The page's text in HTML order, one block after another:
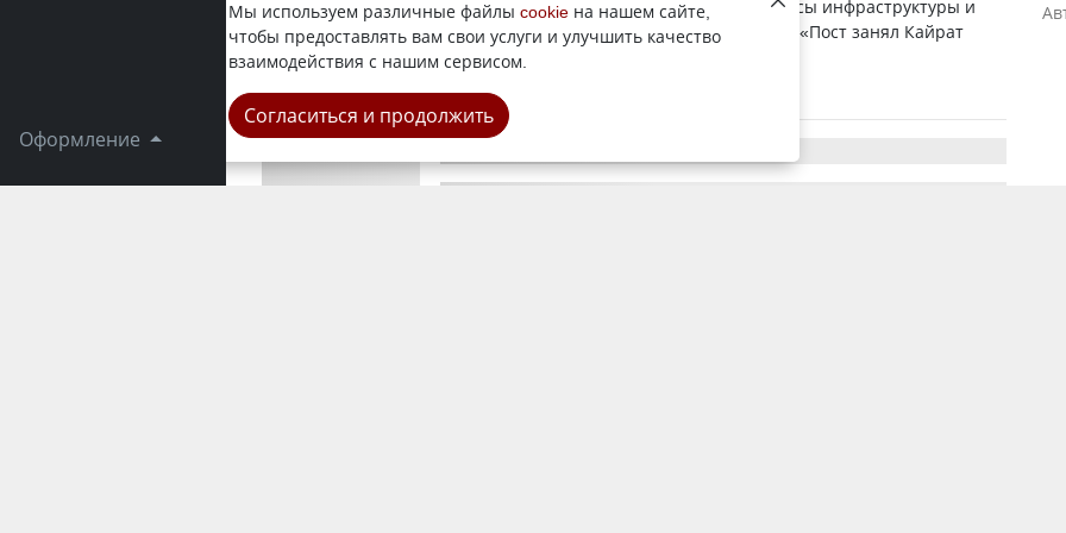
Оформление
Кайрат Танекенов будет курировать вопросы инфраструктуры и
ЖКХ, передает корреспондент YK-news.kz. «Пост занял Кайрат
Танекенов, который ранее возгла...
Город
Мы используем различные файлы cookie на нашем сайте,
чтобы предоставлять вам свои услуги и улучшить качество
взаимодействия с нашим сервисом.
Согласиться и продолжить